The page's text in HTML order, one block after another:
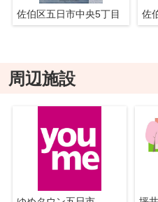
佐伯区五日市中央5丁目 佐
周辺施設